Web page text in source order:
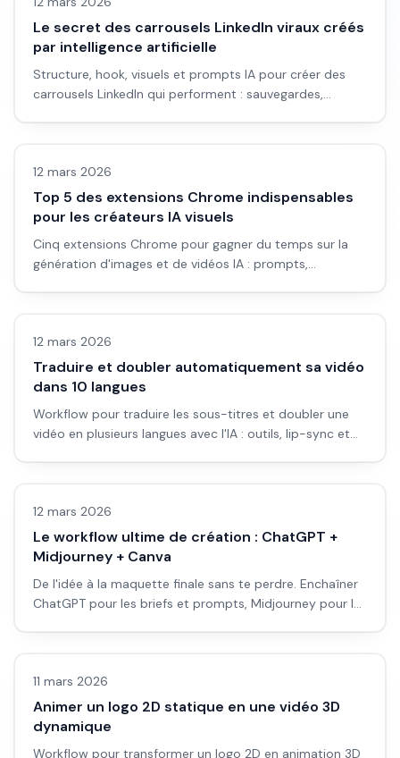
Le secret des carrousels LinkedIn viraux créés
par intelligence artificielle
Structure, hook, visuels et prompts IA pour créer des
carrousels LinkedIn qui performent : sauvegardes,
Images IA
12 mars 2026
Top 5 des extensions Chrome indispensables
pour les créateurs IA visuels
Cinq extensions Chrome pour gagner du temps sur la
génération d'images et de vidéos IA : prompts,
Vidéo IA
12 mars 2026
Traduire et doubler automatiquement sa vidéo
dans 10 langues
Workflow pour traduire les sous-titres et doubler une
vidéo en plusieurs langues avec l'IA : outils, lip-sync et
Automatisation
12 mars 2026
Le workflow ultime de création : ChatGPT +
Midjourney + Canva
De l'idée à la maquette finale sans te perdre. Enchaîner
ChatGPT pour les briefs et prompts, Midjourney pour les
Vidéo IA
11 mars 2026
Animer un logo 2D statique en une vidéo 3D
dynamique
Workflow pour transformer un logo 2D en animation 3D